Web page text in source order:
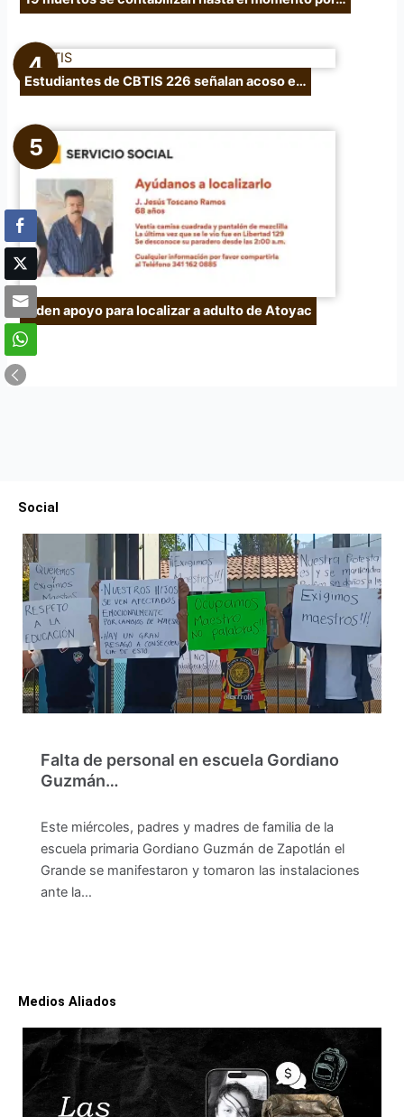
Estudiantes de CBTIS 226 señalan acoso e…
Piden apoyo para localizar a adulto de Atoyac
Social
Falta de personal en escuela Gordiano
Guzmán…
Este miércoles, padres y madres de familia de la
escuela primaria Gordiano Guzmán de Zapotlán el
Grande se manifestaron y tomaron las instalaciones
ante la…
Medios Aliados